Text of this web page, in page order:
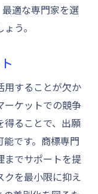
適な専門家を選
う。
用することが欠か
ーケットでの競争
得ることで、出願
です。商標専門
までサポートを提
クを最小限に抑え